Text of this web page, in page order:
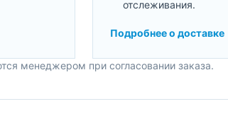
отслеживания.
Подробнее о доставке
менеджером при согласовании заказа.